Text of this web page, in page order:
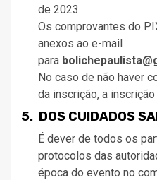
de 2023.
Os comprovantes do
anexos ao e-mail
para
No caso de não haver
da inscrição, a
5. DOS CUIDADOS
É dever de todos os
protocolos das
época do evento no